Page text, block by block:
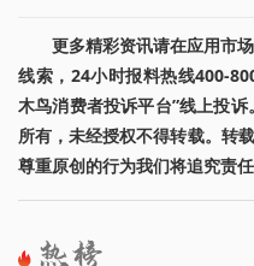
更多精彩资讯请在应用市
线索，24小时报料热线400-
木鸟消费者投诉平台”线上投
所有，未经授权不得转载。转
尊重原创的行为我们将追究责任